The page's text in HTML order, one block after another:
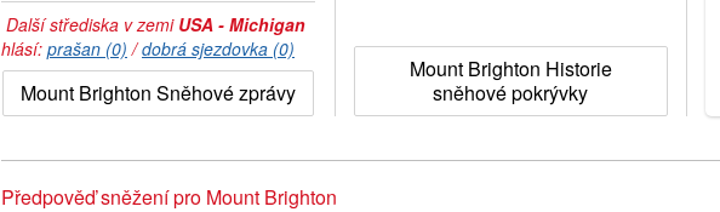
Další střediska v zemi USA - Michigan
hlásí: prašan (0) /dobrá sjezdovka (0)
Mount Brighton Sněhové zprávy
Mount Brighton Historie
sněhové pokrývky
Předpověď sněžení pro Mount Brighton